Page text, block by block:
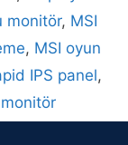
monitör, MSI
, MSI oyun
IPS panel,
monitör